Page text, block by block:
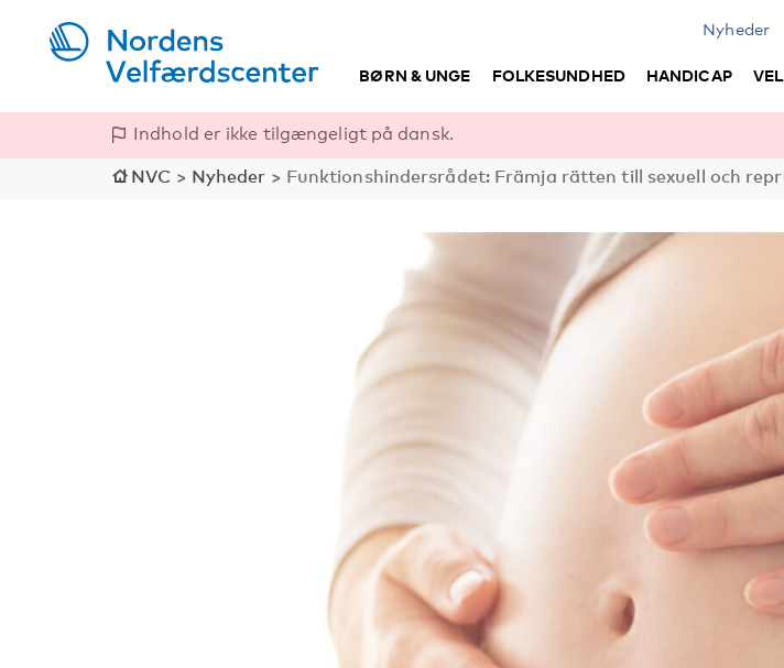
Nyheder
BØRN & UNGE FOLKESUNDHED HANDICAP
Indhold er ikke tilgængeligt på dansk.
NVC > Nyheder > Funktionshindersrådet: Främja rätten till sexuell och